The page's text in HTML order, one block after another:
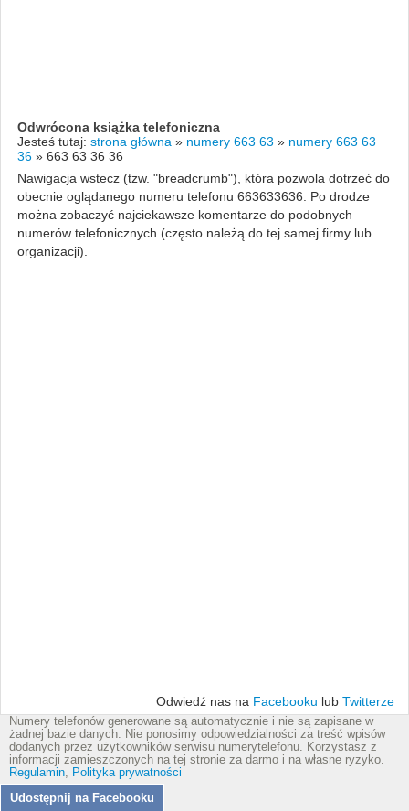
Odwrócona książka telefoniczna
Jesteś tutaj: strona główna » numery 663 63 » numery 663 63
36 » 663 63 36 36
Nawigacja wstecz (tzw. "breadcrumb"), która pozwola dotrzeć do
obecnie oglądanego numeru telefonu 663633636. Po drodze
można zobaczyć najciekawsze komentarze do podobnych
numerów telefonicznych (często należą do tej samej firmy lub
organizacji).
Odwiedź nas na Facebooku lub Twitterze
Numery telefonów generowane są automatycznie i nie są zapisane w
żadnej bazie danych. Nie ponosimy odpowiedzialności za treść wpisów
dodanych przez użytkowników serwisu numerytelefonu. Korzystasz z
informacji zamieszczonych na tej stronie za darmo i na własne ryzyko.
Regulamin, Polityka prywatności